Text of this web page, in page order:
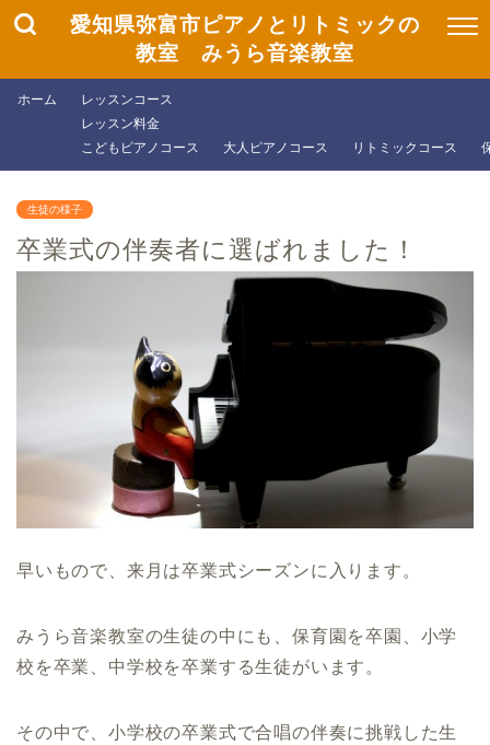
愛知県弥富市ピアノとリトミックの
教室 みうら音楽教室
ホーム
レッスンコース
レッスン料金
こどもピアノコース
大人ピアノコース リトミックコース
生徒の様子
卒業式の伴奏者に選ばれました！
早いもので、来月は卒業式シーズンに入ります。
みうら音楽教室の生徒の中にも、保育園を卒園、小学
校を卒業、中学校を卒業する生徒がいます。
その中で、小学校の卒業式で合唱の伴奏に挑戦した生